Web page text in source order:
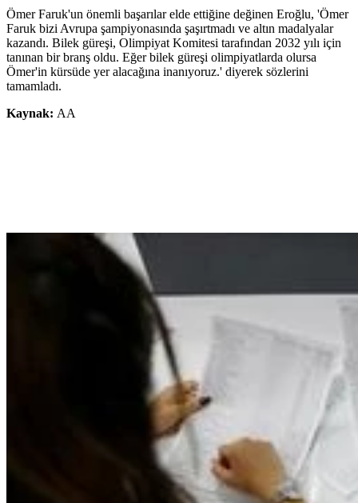
Ömer Faruk'un önemli başarılar elde ettiğine değinen Eroğlu, 'Ömer
Faruk bizi Avrupa şampiyonasında şaşırtmadı ve altın madalyalar
kazandı. Bilek güreşi, Olimpiyat Komitesi tarafından 2032 yılı için
tanınan bir branş oldu. Eğer bilek güreşi olimpiyatlarda olursa
Ömer'in kürsüde yer alacağına inanıyoruz.' diyerek sözlerini
tamamladı.
Kaynak: AA